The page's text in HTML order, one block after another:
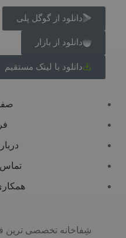
دانلود از گوگل پلی
دانلود از بازار
دانلود با لینک مستقیم
تماس
شِفاخانه تخصصی ترین